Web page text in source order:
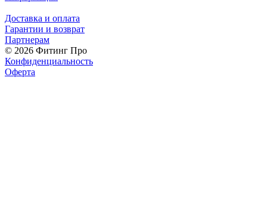
Доставка и оплата
Гарантии и возврат
Партнерам
© 2026 Фитинг Про
Конфиденциальность
Оферта